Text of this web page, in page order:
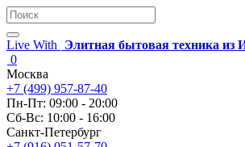
Live With
Элитная бытовая техника из
0
Москва
+7 (499) 957-87-40
Пн-Пт: 09:00 - 20:00
Сб-Вс: 10:00 - 16:00
Санкт-Петербург